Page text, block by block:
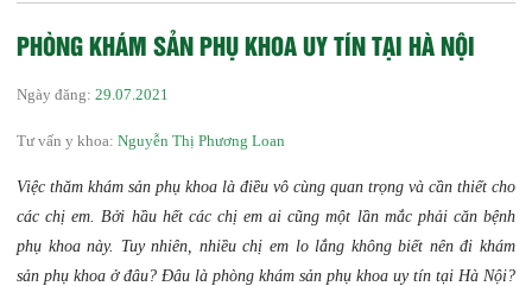
PHÒNG KHÁM SẢN PHỤ KHOA UY TÍN TẠI HÀ NỘI
Ngày đăng: 29.07.2021
Tư vấn y khoa: Nguyễn Thị Phương Loan
Việc thăm khám sản phụ khoa là điều vô cùng quan trọng và cần thiết cho
các chị em. Bởi hầu hết các chị em ai cũng một lần mắc phải căn bệnh
phụ khoa này. Tuy nhiên, nhiều chị em lo lắng không biết nên đi khám
sản phụ khoa ở đâu? Đâu là phòng khám sản phụ khoa uy tín tại Hà Nội?